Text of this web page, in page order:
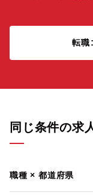
転職
同じ条件の求
職種 × 都道府県